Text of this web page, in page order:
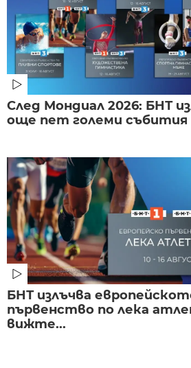
След Мондиал 2026: БНТ
още пет големи събития
БНТ излъчва
първенство по лека
вижте...